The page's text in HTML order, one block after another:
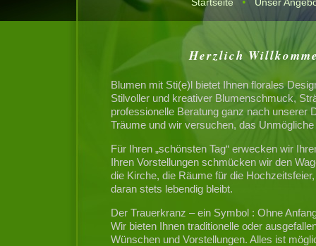
Herzlich
Blumen mit Sti(e)l bietet Ihnen florales
Stilvoller und kreativer Blumenschmuck,
professionelle Beratung ganz nach unserer
Träume und wir versuchen, das
Für Ihren „schönsten Tag“ erwecken wir
Ihren Vorstellungen schmücken wir den
die Kirche, die Räume für die
daran stets lebendig bleibt.
Der Trauerkranz – ein Symbol : Ohne
Wir bieten Ihnen traditionelle oder
Wünschen und Vorstellungen. Alles ist